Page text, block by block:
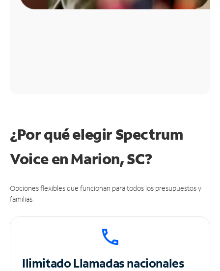
¿Por qué elegir Spectrum
Voice en Marion, SC?
Opciones flexibles que funcionan para todos los presupuestos y
familias.
IlimitadoLlamadas nacionales